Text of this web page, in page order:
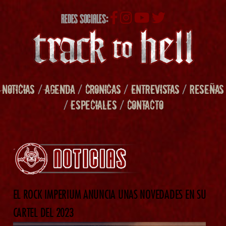
REDES SOCIALES:
NOTICIAS /AGENDA/ CRONICAS/ENTREVISTAS/RESEÑAS
/ESPECIALES/ CONTACTO
EL ROCK IMPERIUM ANUNCIA UNAS NOVEDADES EN SU
CARTEL DEL 2023